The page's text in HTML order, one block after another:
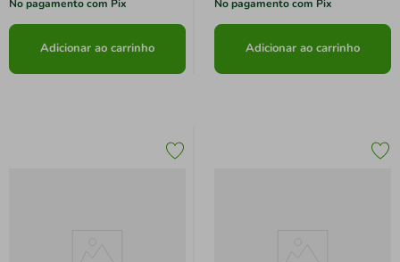
No pagamento com Pix
Adicionar ao carrinho
No pagamento com Pix
Adicionar ao carrinho